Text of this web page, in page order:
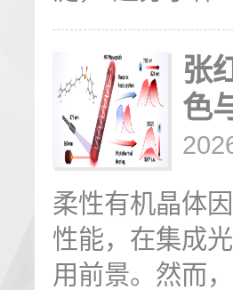
张
色
柔性有机晶体
性能，在集成
用前景。然而